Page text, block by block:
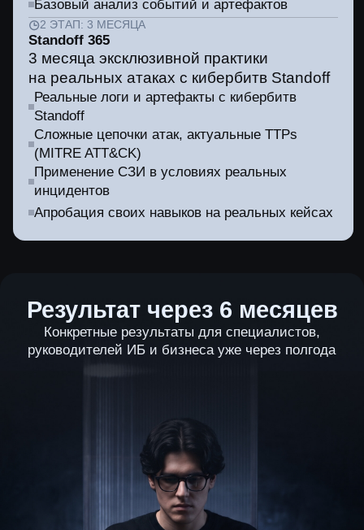
Для специалистов
Уверенность при реальной атаке
Освоение актуального стека Positive
Technologies
Готовность к повышению грейда
Устойчивые навыки работы с инцидентами
Для CISO
Команда готова к расследованию реальных
инцидентов
Для топ-менеджмента
Снижение рисков реализации недопустимого
для организации события, которое может
Узнайте обо всех
возможностях
программы Positive
Education × Standoff